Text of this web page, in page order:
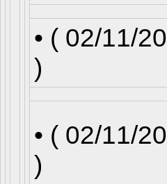
• ( 02/11/
)
• ( 02/11/
)